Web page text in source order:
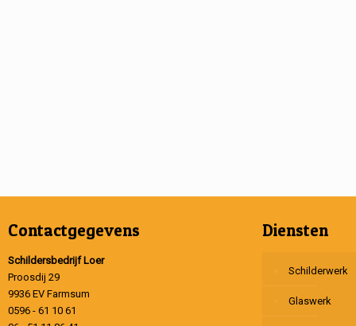
Contactgegevens
Schildersbedrijf Loer
Proosdij 29
9936 EV Farmsum
0596 - 61 10 61
Diensten
Schilderwerk
Glaswerk